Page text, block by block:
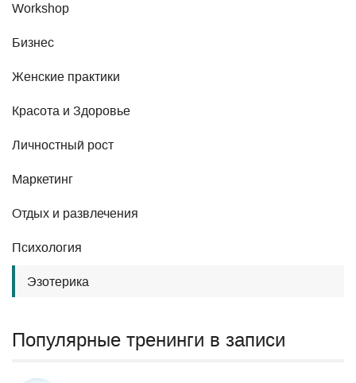
Workshop
Бизнес
Женские практики
Красота и Здоровье
Личностный рост
Маркетинг
Отдых и развлечения
Психология
Эзотерика
Популярные тренинги в записи